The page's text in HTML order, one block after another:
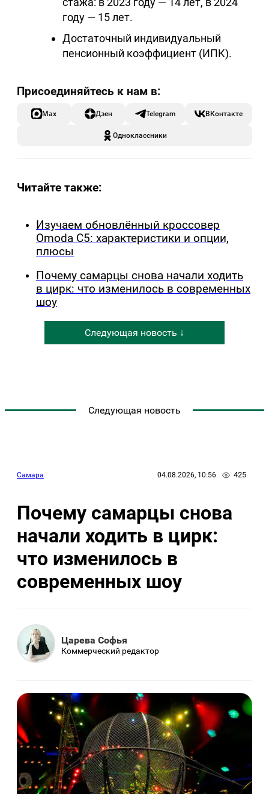
году — 15 лет.
Достаточный индивидуальный
пенсионный коэффициент (ИПК).
Max Дзен Telegram ВКонтакте
Одноклассники
Читайте также:
Изучаем обновлённый кроссовер
Omoda C5: характеристики и опции,
плюсы
Почему самарцы снова начали ходить
в цирк: что изменилось в современных
шоу
Следующая новость ↓
Следующая новость
Самара 04.08.2026, 10:56 425
Почему самарцы снова
начали ходить в цирк:
что изменилось в
современных шоу
Царева Софья
Коммерческий редактор